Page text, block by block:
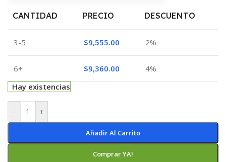
CANTIDAD PRECIO DESCUENTO
3-5 $9,555.00 2%
6+ $9,360.00
4%
Hay existencias
- +
Añadir Al Carrito
Comprar YA!